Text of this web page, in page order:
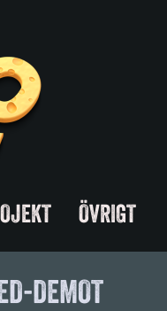
ÖVRIGT
DEMOT